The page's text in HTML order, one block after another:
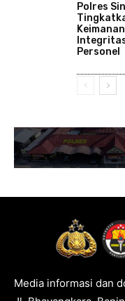
Polres
Personel
Media informasi dan